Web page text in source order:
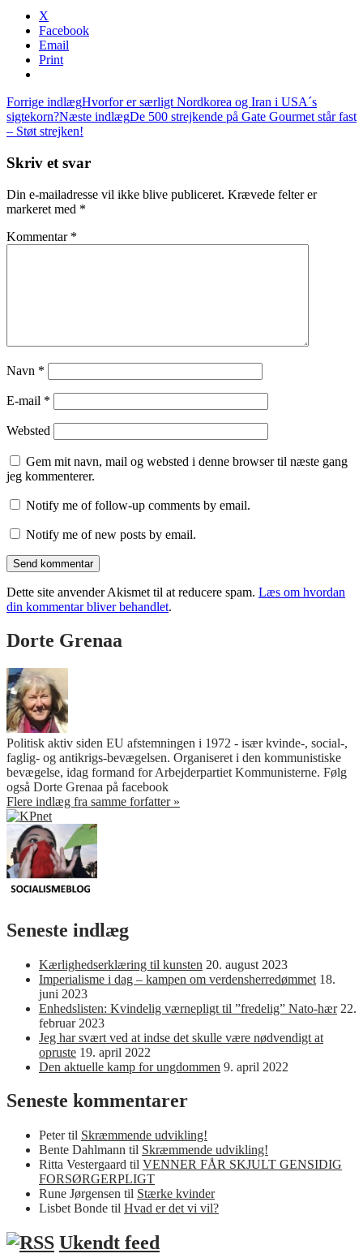
X
Facebook
Email
Print
Indlægsnavigation
Forrige indlægHvorfor er særligt Nordkorea og Iran i USA´s
sigtekorn?Næste indlægDe 500 strejkende på Gate Gourmet står fast
– Støt strejken!
Skriv et svar
Din e-mailadresse vil ikke blive publiceret. Krævede felter er
markeret med *
Kommentar *
Navn *
E-mail *
Websted
Gem mit navn, mail og websted i denne browser til næste gang
jeg kommenterer.
Notify me of follow-up comments by email.
Notify me of new posts by email.
Dette site anvender Akismet til at reducere spam. Læs om hvordan
din kommentar bliver behandlet.
Dorte Grenaa
Politisk aktiv siden EU afstemningen i 1972 - især kvinde-, social-,
faglig- og antikrigs-bevægelsen. Organiseret i den kommunistiske
bevægelse, idag formand for Arbejderpartiet Kommunisterne. Følg
også Dorte Grenaa på facebook
Flere indlæg fra samme forfatter »
Seneste indlæg
Kærlighedserklæring til kunsten 20. august 2023
Imperialisme i dag – kampen om verdensherredømmet 18.
juni 2023
Enhedslisten: Kvindelig værnepligt til ”fredelig” Nato-hær 22.
februar 2023
Jeg har svært ved at indse det skulle være nødvendigt at
opruste 19. april 2022
Den aktuelle kamp for ungdommen 9. april 2022
Seneste kommentarer
Petertil Skræmmende udvikling!
Bente Dahlmann til Skræmmende udvikling!
Ritta Vestergaard til VENNER FÅR SKJULT GENSIDIG
FORSØRGERPLIGT
Rune Jørgensen til Stærke kvinder
Lisbet Bonde til Hvad er det vi vil?
Ukendt feed